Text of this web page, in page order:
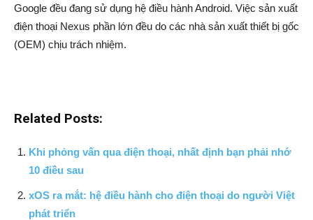
Google đều đang sử dụng hệ điều hành Android. Việc sản xuất
điện thoại Nexus phần lớn đều do các nhà sản xuất thiết bị gốc
(OEM) chịu trách nhiệm.
Related Posts:
Khi phỏng vấn qua điện thoại, nhất định bạn phải nhớ
10 điều sau
xOS ra mắt: hệ điều hành cho điện thoại do người Việt
phát triển